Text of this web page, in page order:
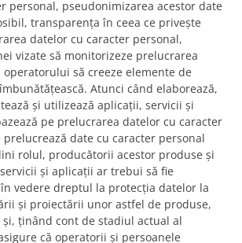
personal, pseudonimizarea acestor date
transparența în ceea ce privește
datelor cu caracter personal,
vizate să monitorizeze prelucrarea
să creeze elemente de
Atunci când elaborează,
și utilizează aplicații, servicii și
pe prelucrarea datelor cu caracter
prelucrează date cu caracter personal
rolul, producătorii acestor produse și
și aplicații ar trebui să fie
vedere dreptul la protecția datelor la
și proiectării unor astfel de produse,
ținând cont de stadiul actual al
că operatorii și persoanele